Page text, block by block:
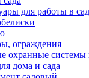
для работы в
ограждения
охранные системы
дома и сада